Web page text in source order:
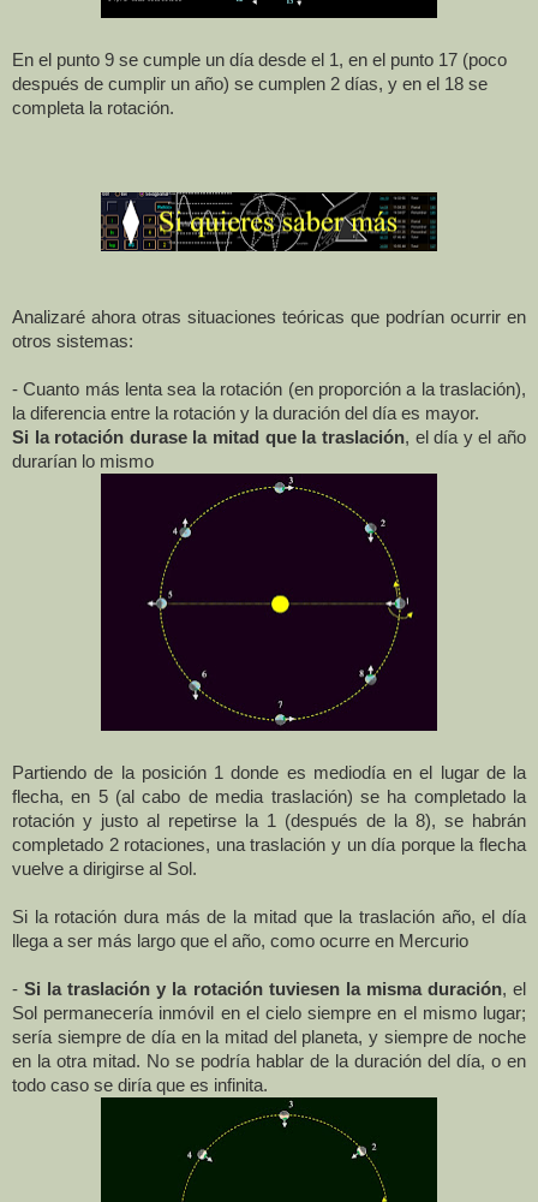
En el punto 9 se cumple un día desde el 1, en el punto 17 (poco
después de cumplir un año) se cumplen 2 días, y en el 18 se
completa la rotación.
Analizaré ahora otras situaciones teóricas que podrían ocurrir en
otros sistemas:
- Cuanto más lenta sea la rotación (en proporción a la traslación),
la diferencia entre la rotación y la duración del día es mayor.
Si la rotación durase la mitad que la traslación, el día y el año
durarían lo mismo
Partiendo de la posición 1 donde es mediodía en el lugar de la
flecha, en 5 (al cabo de media traslación) se ha completado la
rotación y justo al repetirse la 1 (después de la 8), se habrán
completado 2 rotaciones, una traslación y un día porque la flecha
vuelve a dirigirse al Sol.
Si la rotación dura más de la mitad que la traslación año, el día
llega a ser más largo que el año, como ocurre en Mercurio
-Si la traslación y la rotación tuviesen la misma duración, el
Sol permanecería inmóvil en el cielo siempre en el mismo lugar;
sería siempre de día en la mitad del planeta, y siempre de noche
en la otra mitad. No se podría hablar de la duración del día, o en
todo caso se diría que es infinita.